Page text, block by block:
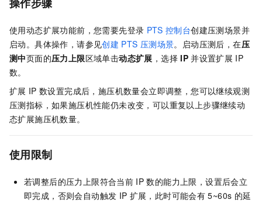
操作步骤
使用动态扩展功能前，您需要先登录 PTS 控制台创建压测场景并
启动。具体操作，请参见创建 PTS 压测场景。启动压测后，在压
测中页面的压力上限区域单击动态扩展 ，选择 IP 并设置扩展 IP
数。
扩展 IP 数设置完成后，施压机数量会立即调整，您可以继续观测
压测指标，如果施压机性能仍未改变，可以重复以上步骤继续动
态扩展施压机数量。
使用限制
若调整后的压力上限符合当前 IP 数的能力上限，设置后会立
即完成，否则会自动触发 IP 扩展，此时可能会有 5~60s 的延